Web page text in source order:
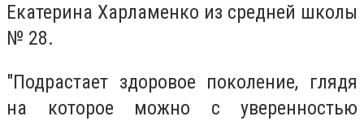
Екатерина Харламенко из средней школы
№ 28.
"Подрастает здоровое поколение, глядя
на которое можно с уверенностью